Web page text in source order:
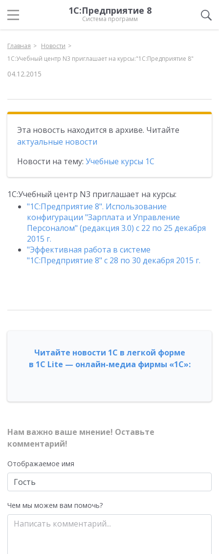
1С:Предприятие 8
Система программ
Главная
Новости
1С:Учебный центр N3 приглашает на курсы:"1С:Предприятие 8"
04.12.2015
Эта новость находится в архиве. Читайте
актуальные новости
Новости на тему: Учебные курсы 1С
1С:Учебный центр N3 приглашает на курсы:
"1С:Предприятие 8". Использование
конфигурации "Зарплата и Управление
Персоналом" (редакция 3.0) c 22 по 25 декабря
2015 г.
"Эффективная работа в системе
"1С:Предприятие 8" с 28 по 30 декабря 2015 г.
Читайте новости 1С в легкой форме
в 1С Lite — онлайн-медиа фирмы «1С»:
Нам важно ваше мнение! Оставьте
комментарий!
Отображаемое имя
Чем мы можем вам помочь?